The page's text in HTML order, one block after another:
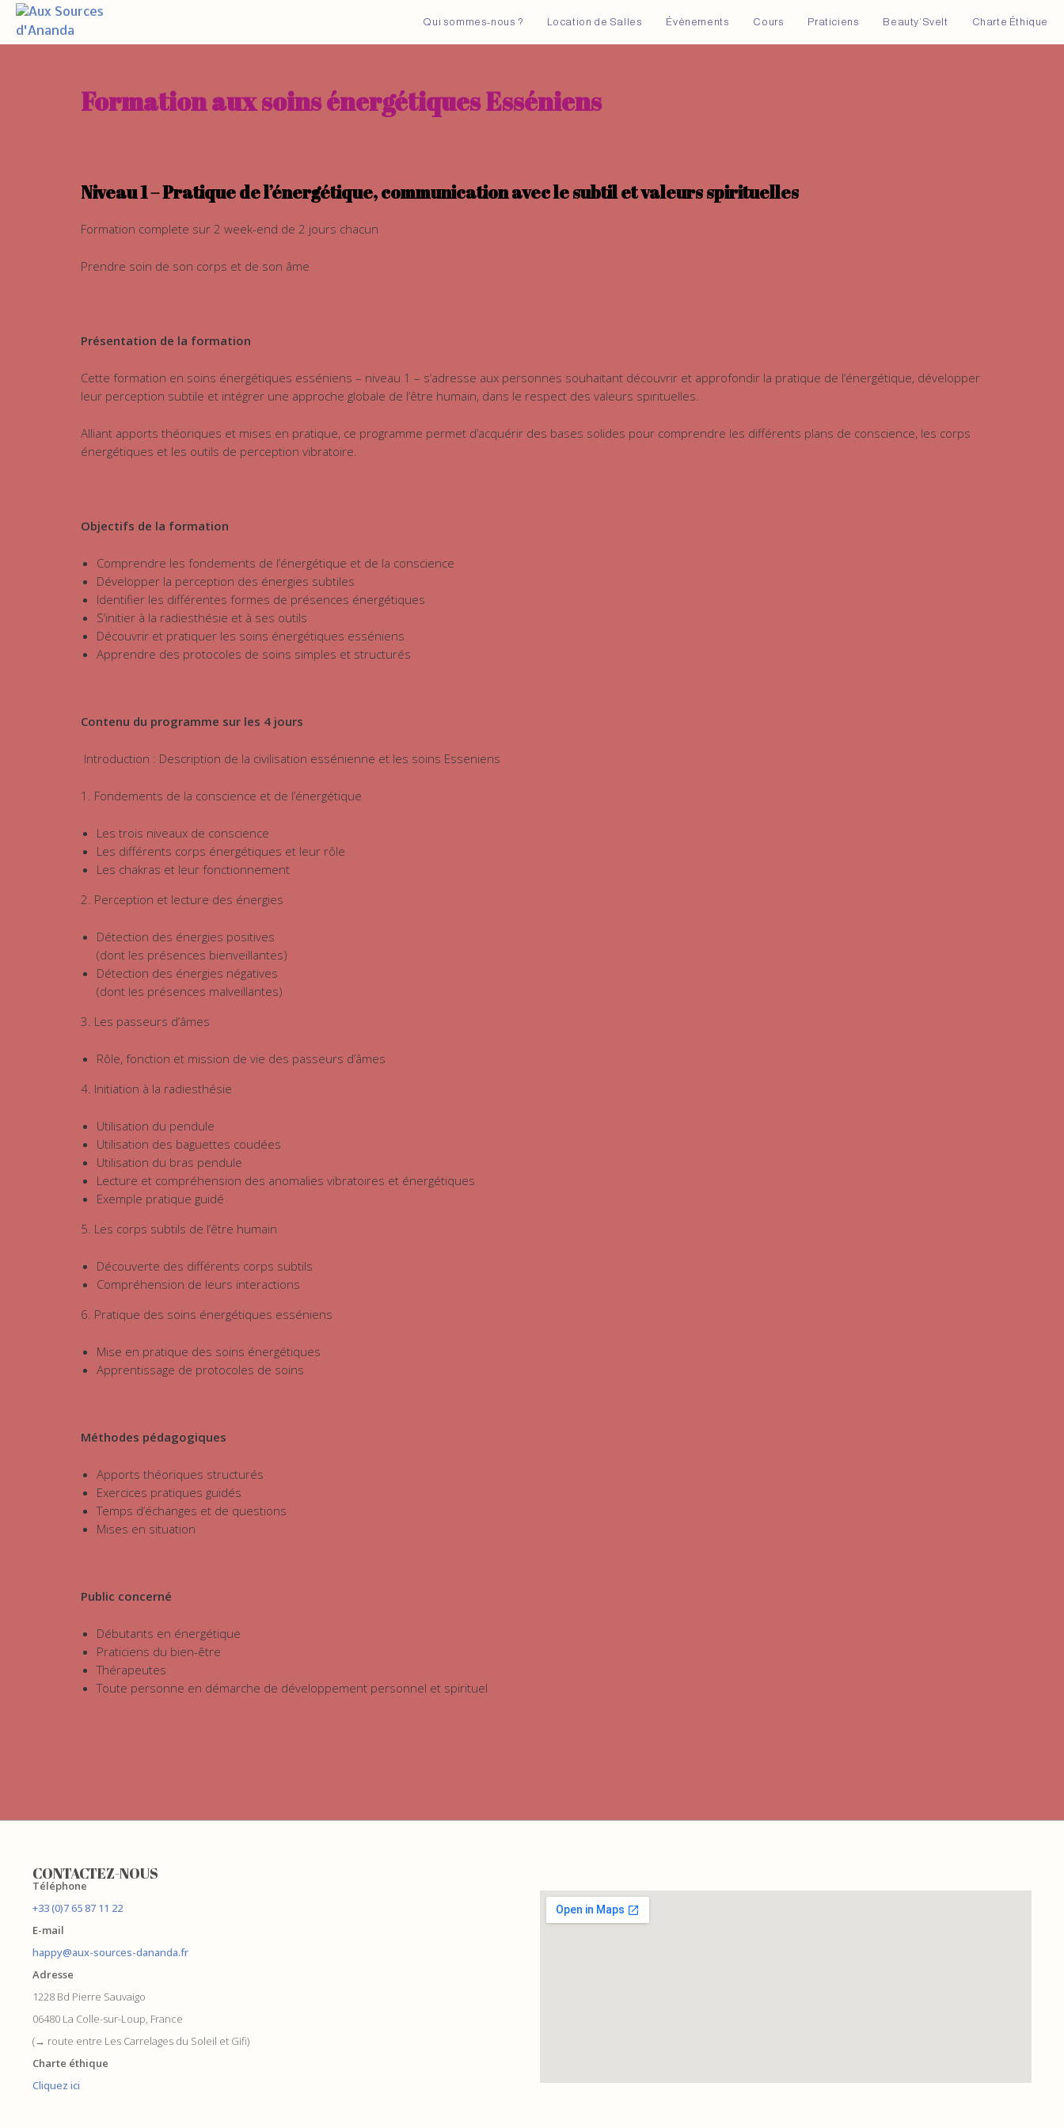
Qui sommes-nous ? Location de Salles Évènements Cours Praticiens Beauty’Svelt Charte Éthique
Formation aux soins énergétiques Esséniens
Niveau 1 – Pratique de l’énergétique, communication avec le subtil et valeurs spirituelles
Formation complete sur 2 week-end de 2 jours chacun
Prendre soin de son corps et de son âme
Présentation de la formation
Cette formation en soins énergétiques esséniens – niveau 1 – s’adresse aux personnes souhaitant découvrir et approfondir la pratique de l’énergétique, développer
leur perception subtile et intégrer une approche globale de l’être humain, dans le respect des valeurs spirituelles.
Alliant apports théoriques et mises en pratique, ce programme permet d’acquérir des bases solides pour comprendre les différents plans de conscience, les corps
énergétiques et les outils de perception vibratoire.
Objectifs de la formation
Comprendre les fondements de l’énergétique et de la conscience
Développer la perception des énergies subtiles
Identifier les différentes formes de présences énergétiques
S’initier à la radiesthésie et à ses outils
Découvrir et pratiquer les soins énergétiques esséniens
Apprendre des protocoles de soins simples et structurés
Contenu du programme sur les 4 jours
Introduction : Description de la civilisation essénienne et les soins Esseniens
1. Fondements de la conscience et de l’énergétique
Les trois niveaux de conscience
Les différents corps énergétiques et leur rôle
Les chakras et leur fonctionnement
2. Perception et lecture des énergies
Détection des énergies positives
(dont les présences bienveillantes)
Détection des énergies négatives
(dont les présences malveillantes)
3. Les passeurs d’âmes
Rôle, fonction et mission de vie des passeurs d’âmes
4. Initiation à la radiesthésie
Utilisation du pendule
Utilisation des baguettes coudées
Utilisation du bras pendule
Lecture et compréhension des anomalies vibratoires et énergétiques
Exemple pratique guidé
5. Les corps subtils de l’être humain
Découverte des différents corps subtils
Compréhension de leurs interactions
6. Pratique des soins énergétiques esséniens
Mise en pratique des soins énergétiques
Apprentissage de protocoles de soins
Méthodes pédagogiques
Apports théoriques structurés
Exercices pratiques guidés
Temps d’échanges et de questions
Mises en situation
Public concerné
Débutants en énergétique
Praticiens du bien-être
Thérapeutes
Toute personne en démarche de développement personnel et spirituel
CONTACTEZ-NOUS
Téléphone
+33 (0)7 65 87 11 22
E-mail
happy@aux-sources-dananda.fr
Adresse
1228 Bd Pierre Sauvaigo
06480 La Colle-sur-Loup, France
(→ route entre Les Carrelages du Soleil et Gifi)
Charte éthique
Cliquez ici